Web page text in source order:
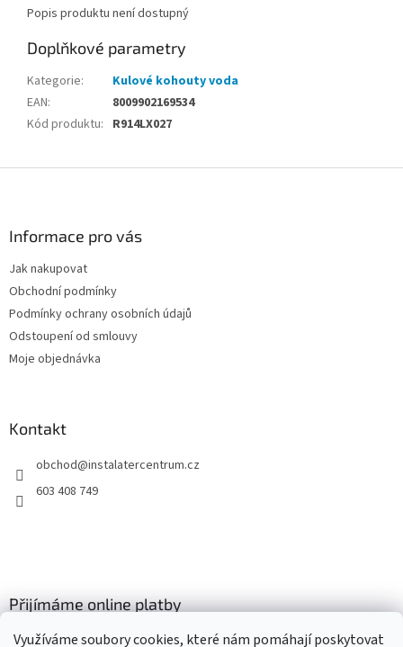
Využíváme soubory cookies, které nám pomáhají poskytovat
Popis produktu není dostupný
Doplňkové parametry
Kategorie:
Kulové kohouty voda
EAN:
8009902169534
Kód produktu: R914LX027
Informace pro vás
Jak nakupovat
Obchodní podmínky
Podmínky ochrany osobních údajů
Odstoupení od smlouvy
Moje objednávka
Kontakt
obchod@instalatercentrum.cz
603 408 749
Přijímáme online platby